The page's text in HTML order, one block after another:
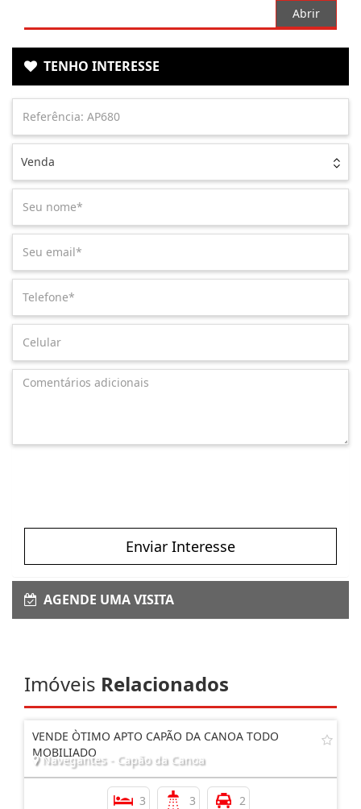
Abrir
TENHO INTERESSE
Venda
Enviar Interesse
AGENDE UMA VISITA
Imóveis Relacionados
VENDE ÒTIMO APTO CAPÃO DA CANOA TODO
MOBILIADO
Navegantes - Capão da Canoa
3 3 2